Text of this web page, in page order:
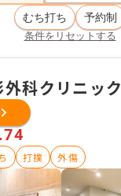
むち打ち 予約制
条件をリセットする
科クリニック
打撲 外傷